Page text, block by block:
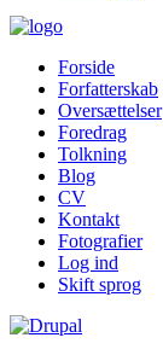
Forside
Forfatterskab
Oversættelser
Foredrag
Tolkning
Blog
CV
Kontakt
Fotografier
Log ind
Skift sprog